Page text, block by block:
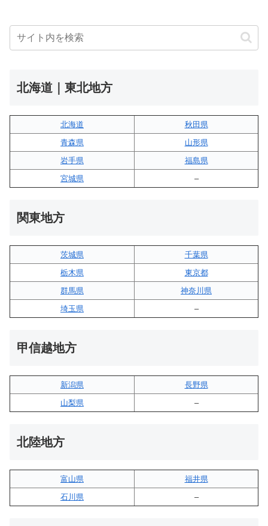
北海道｜東北地方
北海道
秋田県
青森県
山形県
岩手県
福島県
宮城県
–
関東地方
茨城県
千葉県
栃木県
東京都
群馬県
神奈川県
埼玉県
–
甲信越地方
新潟県
長野県
山梨県
–
北陸地方
富山県
福井県
石川県
–